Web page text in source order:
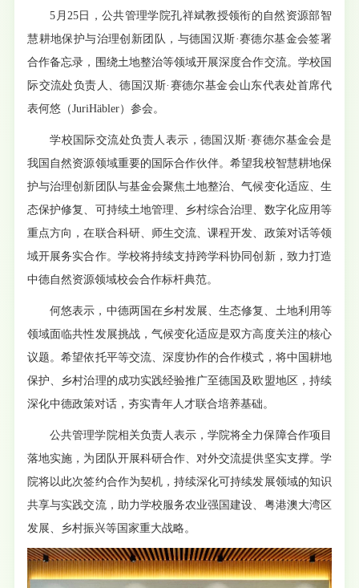
5月25日，公共管理学院孔祥斌教授领衔的自然资源部智
慧耕地保护与治理创新团队，与德国汉斯·赛德尔基金会签署
合作备忘录，围绕土地整治等领域开展深度合作交流。学校国
际交流处负责人、德国汉斯·赛德尔基金会山东代表处首席代
表何悠（JuriHäbler）参会。
学校国际交流处负责人表示，德国汉斯·赛德尔基金会是
我国自然资源领域重要的国际合作伙伴。希望我校智慧耕地保
护与治理创新团队与基金会聚焦土地整治、气候变化适应、生
态保护修复、可持续土地管理、乡村综合治理、数字化应用等
重点方向，在联合科研、师生交流、课程开发、政策对话等领
域开展务实合作。学校将持续支持跨学科协同创新，致力打造
中德自然资源领域校会合作标杆典范。
何悠表示，中德两国在乡村发展、生态修复、土地利用等
领域面临共性发展挑战，气候变化适应是双方高度关注的核心
议题。希望依托平等交流、深度协作的合作模式，将中国耕地
保护、乡村治理的成功实践经验推广至德国及欧盟地区，持续
深化中德政策对话，夯实青年人才联合培养基础。
公共管理学院相关负责人表示，学院将全力保障合作项目
落地实施，为团队开展科研合作、对外交流提供坚实支撑。学
院将以此次签约合作为契机，持续深化可持续发展领域的知识
共享与实践交流，助力学校服务农业强国建设、粤港澳大湾区
发展、乡村振兴等国家重大战略。